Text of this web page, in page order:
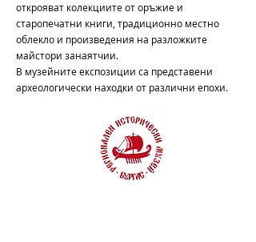
открояват колекциите от оръжие и
старопечатни книги, традиционно местно
облекло и произведения на разложките
майстори занаятчии.
В музейните експозиции са представени
археологически находки от различни епохи.